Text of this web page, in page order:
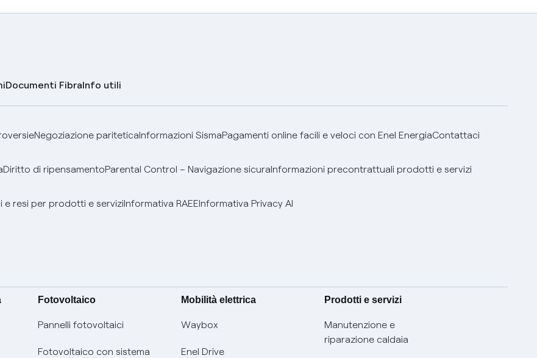
Documenti FibraInfo utili
Negoziazione pariteticaInformazioni SismaPagamenti online facili e veloci con Enel EnergiaContattaci
Diritto di ripensamentoParental Control – Navigazione sicuraInformazioni precontrattuali prodotti e servizi
e resi per prodotti e serviziInformativa RAEEInformativa Privacy AI
Fotovoltaico
Pannelli fotovoltaici
Fotovoltaico con sistema
Mobilità elettrica
Waybox
Enel Drive
Prodotti e servizi
Manutenzione e
riparazione caldaia